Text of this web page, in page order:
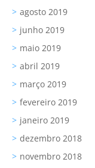
agosto 2019
junho 2019
maio 2019
abril 2019
março 2019
fevereiro 2019
janeiro 2019
dezembro 2018
novembro 2018